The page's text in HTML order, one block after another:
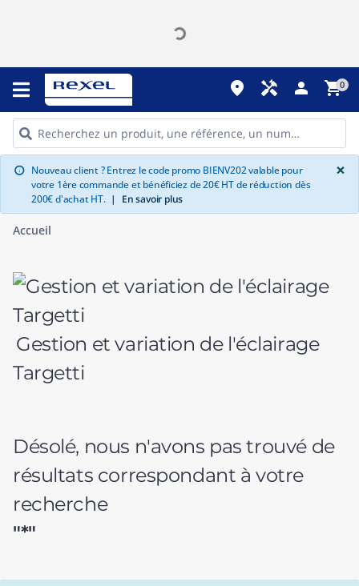
place handyman person shopping_cart0
info Nouveau client ? Entrez le code promo BIENV202 valable pour
votre 1ère commande et bénéficiez de 20€ HT de réduction dès
200€ d'achat HT. | En savoir plus
×
Accueil
Gestion et variation de l'éclairage
Targetti
Désolé, nous n'avons pas trouvé de
résultats correspondant à votre
recherche
"*"